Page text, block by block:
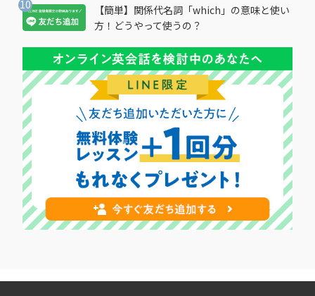
【簡単】関係代名詞「which」の意味と使い
方！どうやって使うの？